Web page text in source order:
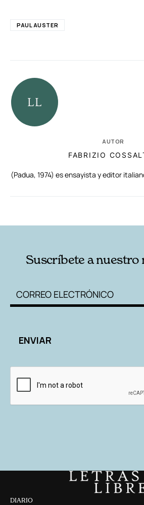
PAUL AUSTER
AUTOR
FABRIZIO
(Padua, 1974) es ensayista y editor
Suscríbete a
DIARIO